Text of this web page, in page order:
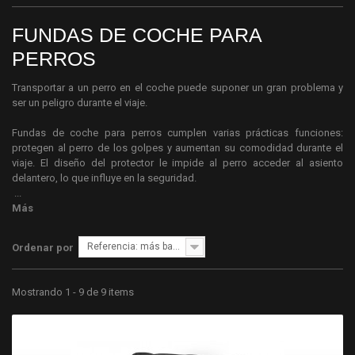
FUNDAS DE COCHE PARA
PERROS
Transportar a un perro en el coche puede suponer un gran problema y
ser un peligro durante el viaje.
Fundas de coche para perros cumplen varias prácticas funciones:
protegen al perro de los golpes y aumentan su comodidad durante el
viaje. El diseño del protector le impide al perro acceder al asiento
delantero, lo que influye en la seguridad.
...
Más
Ordenar por Referencia: más bajo primero
Mostrando 1 - 9 de 9 items